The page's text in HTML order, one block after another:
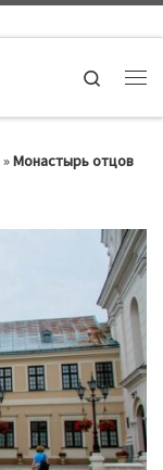
Search
»Монастырь отцов